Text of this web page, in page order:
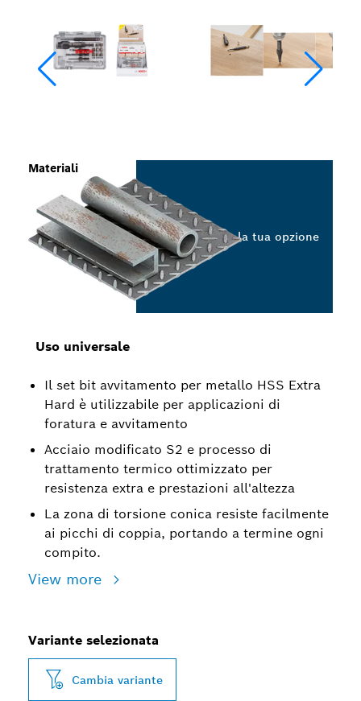
Uso universale
Il set bit avvitamento per metallo HSS Extra
Hard è utilizzabile per applicazioni di
foratura e avvitamento
Acciaio modificato S2 e processo di
trattamento termico ottimizzato per
resistenza extra e prestazioni all'altezza
La zona di torsione conica resiste facilmente
ai picchi di coppia, portando a termine ogni
compito.
View more
Materiali
Seleziona la tua opzione
Variante selezionata
Cambia variante